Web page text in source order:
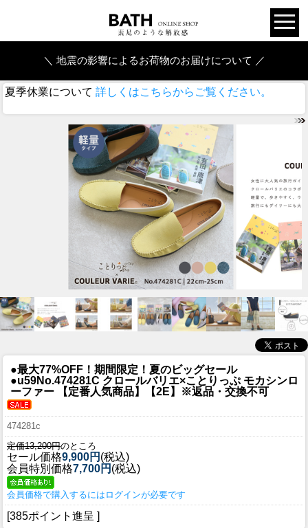
＼ 地震の影響によるお荷物のお届けについて ／
夏季休業について 詳しくはこちらからご覧ください。
●最大77%OFF！期間限定！夏のビッグセール
●u59No.474281C クロールバリエ×ことりっぷ モカシンロ
ーファー 【定番人気商品】【2E】※返品・交換不可
474281c
定価13,200円のところ
セール価格9,900円 (税込)
会員特別価格7,700円 (税込)
会員価格で購入するにはログインが必要です
[385ポイント進呈 ]